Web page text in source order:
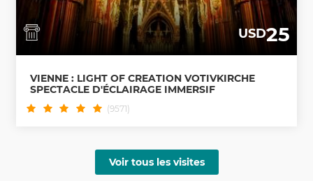
USD25
VIENNE : LIGHT OF CREATION VOTIVKIRCHE
SPECTACLE D'ÉCLAIRAGE IMMERSIF
(9571)
Voir tous les visites